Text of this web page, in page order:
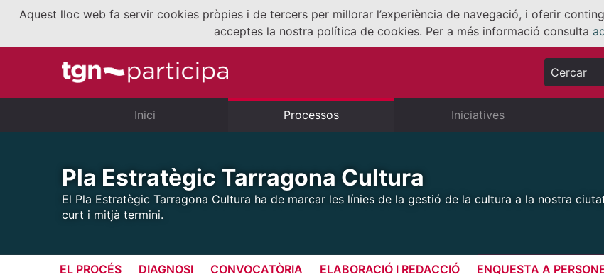
Aquest lloc web fa servir cookies pròpies i de tercers per millorar l’experiència de navegació, i oferir
acceptes la nostra política de cookies. Per a més informació consulta
Cercar
Inici Processos Iniciatives
Pla Estratègic Tarragona Cultura
El Pla Estratègic Tarragona Cultura ha de marcar les línies de la gestió de la cultura a la nostra
curt i mitjà termini.
EL PROCÉS DIAGNOSI CONVOCATÒRIA ELABORACIÓ I REDACCIÓ ENQUESTA A